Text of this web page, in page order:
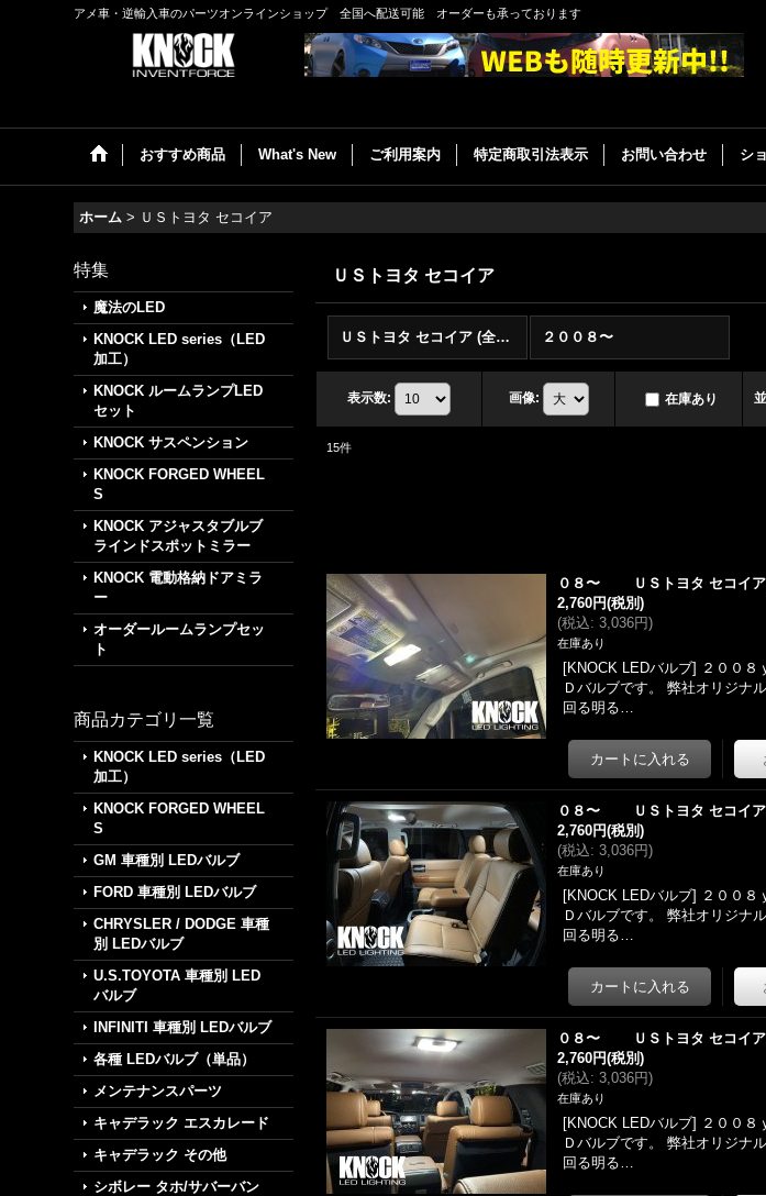
アメ車・逆輸入車のパーツオンラインショップ 全国へ配送可能 オーダーも承っております
おすすめ商品 What's New ご利用案内 特定商取引法表示 お問い合わせ シ
ホーム > ＵＳトヨタ セコイア
特集
魔法のLED
KNOCK LED series（LED
加工）
KNOCK ルームランプLED
セット
KNOCK サスペンション
KNOCK FORGED WHEEL
S
KNOCK アジャスタブルブ
ラインドスポットミラー
KNOCK 電動格納ドアミラ
ー
オーダールームランプセッ
ト
商品カテゴリ一覧
KNOCK LED series（LED
加工）
KNOCK FORGED WHEEL
S
GM 車種別 LEDバルブ
FORD 車種別 LEDバルブ
CHRYSLER / DODGE 車種
別 LEDバルブ
U.S.TOYOTA 車種別 LED
バルブ
INFINITI 車種別 LEDバルブ
各種 LEDバルブ（単品）
メンテナンスパーツ
キャデラック エスカレード
キャデラック その他
シボレー タホ/サバーバン
ＵＳトヨタ セコイア
ＵＳトヨタ セコイア (全商品) ２００８〜
表示数: 画像: 在庫あり
15件
０８〜 ＵＳトヨタ セコイア
2,760円(税別)
(税込: 3,036円)
在庫あり
[KNOCK LEDバルブ] ２００
Ｄバルブです。 弊社オリジナ
回る明る…
０８〜 ＵＳトヨタ セコイア
2,760円(税別)
(税込: 3,036円)
在庫あり
[KNOCK LEDバルブ] ２００
Ｄバルブです。 弊社オリジナ
回る明る…
０８〜 ＵＳトヨタ セコイア
2,760円(税別)
(税込: 3,036円)
在庫あり
[KNOCK LEDバルブ] ２００
Ｄバルブです。 弊社オリジナ
回る明る…